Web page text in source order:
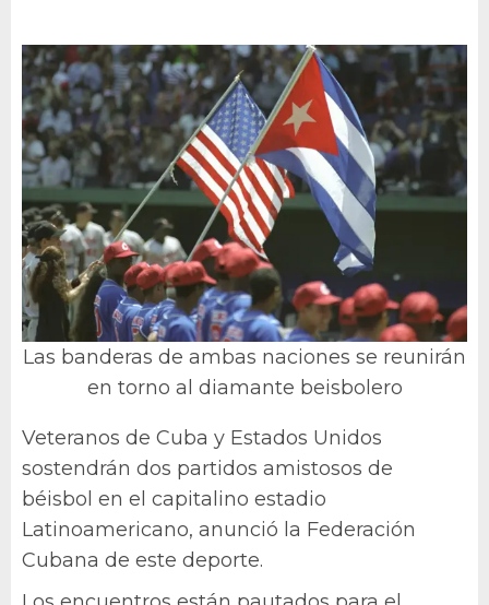
Las banderas de ambas naciones se reunirán
en torno al diamante beisbolero
Veteranos de Cuba y Estados Unidos
sostendrán dos partidos amistosos de
béisbol en el capitalino estadio
Latinoamericano, anunció la Federación
Cubana de este deporte.